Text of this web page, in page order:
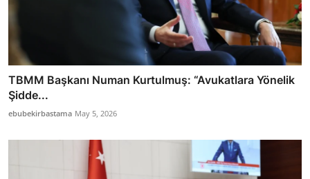
TBMM Başkanı Numan Kurtulmuş: “Avukatlara Yönelik
Şidde...
ebubekirbastama May 5, 2026